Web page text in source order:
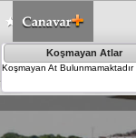
Koşmayan Atlar
Koşmayan At Bulunmamaktadır